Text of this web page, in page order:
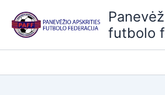
prie
turinio
futbolo